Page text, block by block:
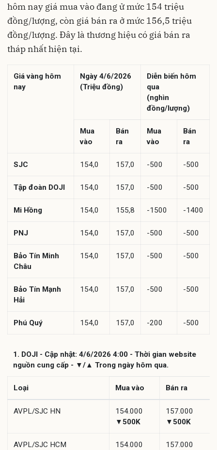
hôm nay giá mua vào đang ử mức 154 triệu
đồng/lượng, còn giá bán ra ở mức 156,5 triệu
đồng/lượng. Đây là thương hiệu có giá bán ra
tháp nhất hiện tại.
Giá vàng hôm
nay
Ngày 4/6/2026
(Triệu đồng)
Diễn biến hôm
qua
(nghìn
đồng/lượng)
Mua
vào
Bán
ra
Mua
vào
Bán
ra
SJC 154,0 157,0 -500 -500
Tập đoàn DOJI 154,0 157,0 -500 -500
Mi Hồng 154,0 155,8 -1500 -1400
PNJ 154,0 157,0 -500 -500
Bảo Tín Minh
Châu
154,0 157,0 -500 -500
Bảo Tín Mạnh
Hải
154,0 157,0 -500 -500
Phú Quý 154,0 157,0 -200 -500
1. DOJI - Cập nhật: 4/6/2026 4:00 - Thời gian website
nguồn cung cấp - ▼/▲ Trong ngày hôm qua.
Loại Mua vào Bán ra
AVPL/SJC HN
154.000
▼500K
157.000
▼500K
AVPL/SJC HCM
154.000
157.000